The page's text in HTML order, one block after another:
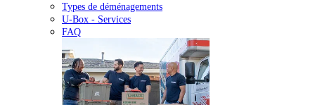
Types de déménagements
U-Box - Services
FAQ